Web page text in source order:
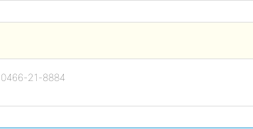
0466-21-8884